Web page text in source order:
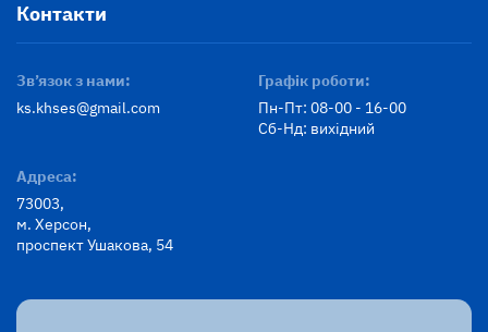
Контакти
Зв’язок з нами:
ks.khses@gmail.com
Графік роботи:
Пн-Пт: 08-00 - 16-00
Сб-Нд: вихідний
Адреса:
73003,
м. Херсон,
проспект Ушакова, 54